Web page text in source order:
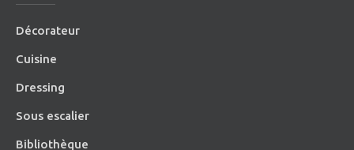
Décorateur
Cuisine
Dressing
Sous escalier
Bibliothèque